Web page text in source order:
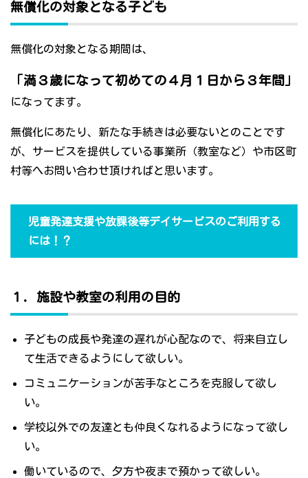
無償化の対象となる子ども
無償化の対象となる期間は、
「満３歳になって初めての４月１日から３年間」
になってます。
無償化にあたり、新たな手続きは必要ないとのことです
が、サービスを提供している事業所（教室など）や市区町
村等へお問い合わせ頂ければと思います。
児童発達支援や放課後等デイサービスのご利用する
には！？
１．施設や教室の利用の目的
子どもの成長や発達の遅れが心配なので、将来自立し
て生活できるようにして欲しい。
コミュニケーションが苦手なところを克服して欲し
い。
学校以外での友達とも仲良くなれるようになって欲し
い。
働いているので、夕方や夜まで預かって欲しい。